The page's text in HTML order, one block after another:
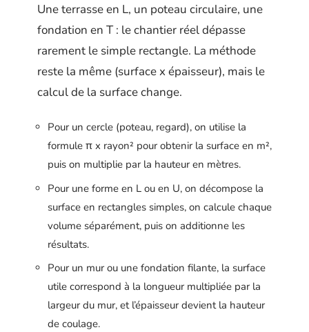
Une terrasse en L, un poteau circulaire, une
fondation en T : le chantier réel dépasse
rarement le simple rectangle. La méthode
reste la même (surface x épaisseur), mais le
calcul de la surface change.
Pour un cercle (poteau, regard), on utilise la
formule π x rayon² pour obtenir la surface en m²,
puis on multiplie par la hauteur en mètres.
Pour une forme en L ou en U, on décompose la
surface en rectangles simples, on calcule chaque
volume séparément, puis on additionne les
résultats.
Pour un mur ou une fondation filante, la surface
utile correspond à la longueur multipliée par la
largeur du mur, et l’épaisseur devient la hauteur
de coulage.